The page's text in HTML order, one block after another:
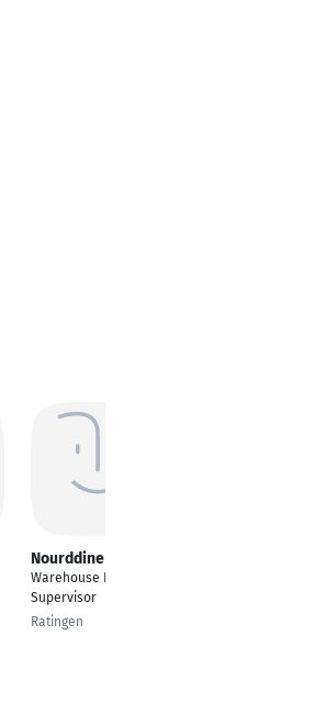
Nourddine Chnigli
Warehouse Inventory
Supervisor
Ratingen